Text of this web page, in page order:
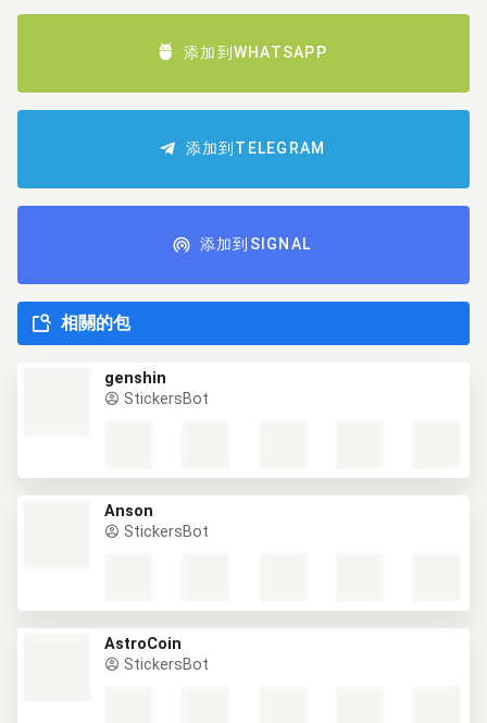
添加到WHATSAPP
添加到TELEGRAM
添加到SIGNAL
相關的包
genshin
StickersBot
Anson
StickersBot
AstroCoin
StickersBot